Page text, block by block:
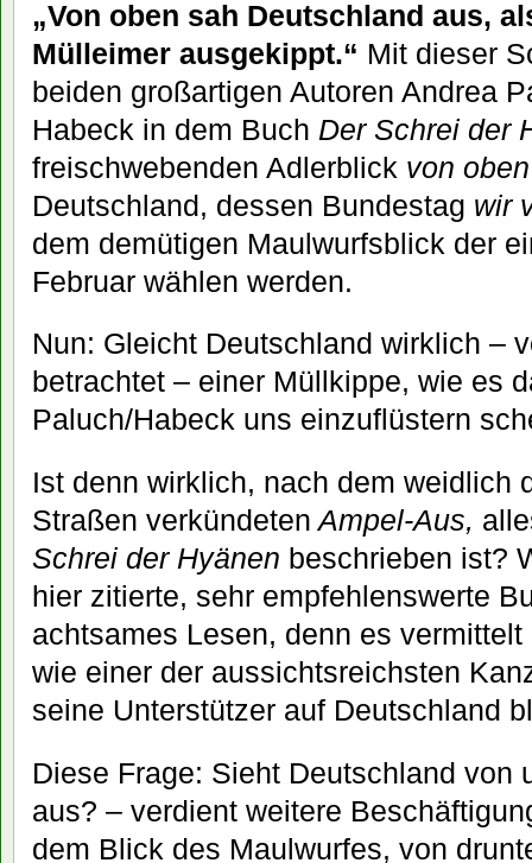
„Von oben sah Deutschland aus,
Mülleimer ausgekippt.“ Mit dieser
beiden großartigen Autoren Andrea
Habeck in dem Buch Der Schrei der
freischwebenden Adlerblick von oben
Deutschland, dessen Bundestag wir
dem demütigen Maulwurfsblick der
Februar wählen werden.
Nun: Gleicht Deutschland wirklich –
betrachtet – einer Müllkippe, wie es
Paluch/Habeck uns einzuflüstern
Ist denn wirklich, nach dem weidlich
Straßen verkündeten Ampel-Aus,
Schrei der Hyänen beschrieben ist?
hier zitierte, sehr empfehlenswerte
achtsames Lesen, denn es
wie einer der aussichtsreichsten
seine Unterstützer auf Deutschland
Diese Frage: Sieht Deutschland von
aus? – verdient weitere
dem Blick des Maulwurfes, von